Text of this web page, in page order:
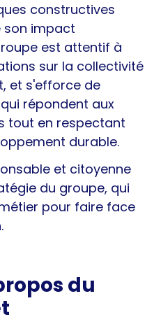
constructives
son impact
est attentif à
sur la collectivité
et s'efforce de
répondent aux
tout en respectant
durable.
et citoyenne
du groupe, qui
pour faire face
du